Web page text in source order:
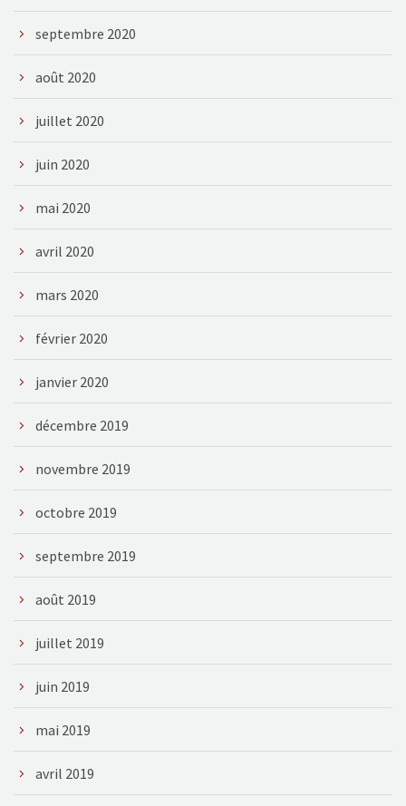
septembre 2020
août 2020
juillet 2020
juin 2020
mai 2020
avril 2020
mars 2020
février 2020
janvier 2020
décembre 2019
novembre 2019
octobre 2019
septembre 2019
août 2019
juillet 2019
juin 2019
mai 2019
avril 2019